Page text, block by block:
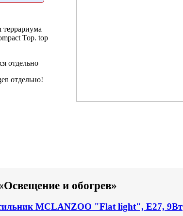
террариума
Top. top
отдельно
отдельно!
и обогрев»
MCLANZOO "Flat light", Е27, 9Вт